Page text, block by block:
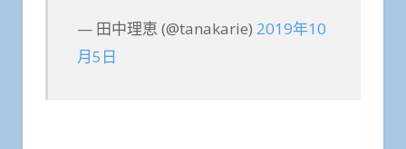
— 田中理恵 (@tanakarie) 2019年10
月5日